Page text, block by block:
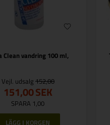
Clean vandring 100 ml,
Vejl. udsalg 152,00
151,00SEK
SPARA 1,00